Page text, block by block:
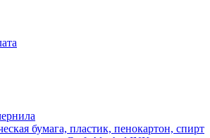
бумага, пластик, пенокартон, спирт